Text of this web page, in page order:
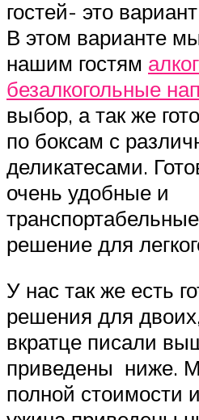
гостей- это
В этом варианте
нашим гостям
безалкогольные
выбор, а так же
по боксам с
деликатесами.
очень удобные и
решение для
У нас так же есть
решения для
вкратце писали
приведены ниже.
полной стоимости